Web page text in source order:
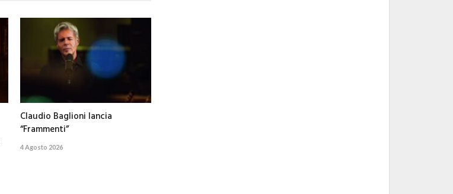
Claudio Baglioni lancia
“Frammenti”
4 Agosto 2026